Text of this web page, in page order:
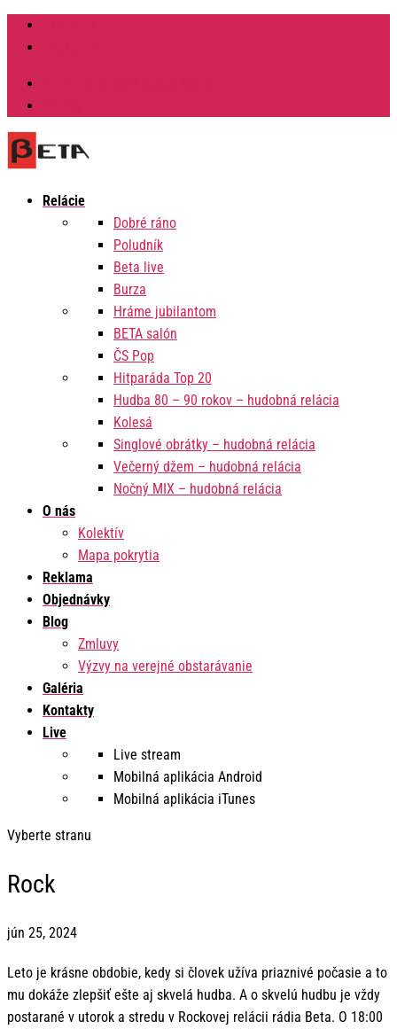
Relácie
Dobré ráno
Poludník
Beta live
Burza
Hráme jubilantom
BETA salón
ČS Pop
Hitparáda Top 20
Hudba 80 – 90 rokov – hudobná relácia
Kolesá
Singlové obrátky – hudobná relácia
Večerný džem – hudobná relácia
Nočný MIX – hudobná relácia
O nás
Kolektív
Mapa pokrytia
Reklama
Objednávky
Blog
Zmluvy
Výzvy na verejné obstarávanie
Galéria
Kontakty
Live
Live stream
Mobilná aplikácia Android
Mobilná aplikácia iTunes
Vyberte stranu
Rock
jún 25, 2024
Leto je krásne obdobie, kedy si človek užíva priaznivé počasie a to
mu dokáže zlepšiť ešte aj skvelá hudba. A o skvelú hudbu je vždy
postarané v utorok a stredu v Rockovej relácii rádia Beta. O 18:00